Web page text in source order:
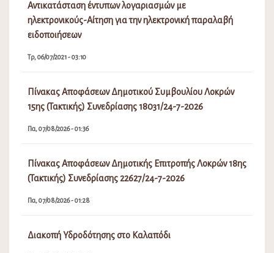
Αντικατάσταση έντυπων λογαριασμών με
ηλεκτρονικούς-Αίτηση για την ηλεκτρονική παραλαβή
ειδοποιήσεων
Τρ, 06/07/2021 - 03:10
Πίνακας Αποφάσεων Δημοτικού Συμβουλίου Λοκρών
15ης (Τακτικής) Συνεδρίασης 18031/24-7-2026
Πα, 07/08/2026 - 01:36
Πίνακας Αποφάσεων Δημοτικής Επιτροπής Λοκρών 18ης
(Τακτικής) Συνεδρίασης 22627/24-7-2026
Πα, 07/08/2026 - 01:28
Διακοπή Υδροδότησης στο Καλαπόδι